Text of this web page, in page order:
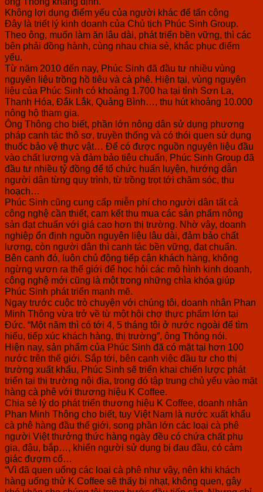
Không lợi dụng điểm yếu của người khác để tấn công
Đây là triết lý kinh doanh của Chủ tịch Phúc Sinh Group.
Theo ông, muốn làm ăn lâu dài, phát triển bền vững, thì các
bên phải đồng hành, cùng nhau chia sẻ, khắc phục điểm
yếu.
Từ năm 2010 đến nay, Phúc Sinh đã đầu tư nhiều vùng
nguyên liệu trồng hồ tiêu và cà phê. Hiện tại, vùng nguyên
liệu của Phúc Sinh có khoảng 1.700 ha tại tỉnh Sơn La,
Thanh Hóa, Đắk Lắk, Quảng Bình…, thu hút khoảng 10.000
nông hộ tham gia.
Ông Thông cho biết, phần lớn nông dân sử dụng phương
pháp canh tác thô sơ, truyền thống và có thói quen sử dụng
thuốc bảo vệ thực vật… Để có được nguồn nguyên liệu đầu
vào chất lượng và đảm bảo tiêu chuẩn, Phúc Sinh Group đã
đầu tư nhiều tỷ đồng để tổ chức huấn luyện, hướng dẫn
người dân từng quy trình, từ trồng trọt tới chăm sóc, thu
hoạch…
Phúc Sinh cũng cung cấp miễn phí cho người dân tất cả
công nghệ cần thiết, cam kết thu mua các sản phẩm nông
sản đạt chuẩn với giá cao hơn thị trường. Nhờ vậy, doanh
nghiệp ổn định nguồn nguyên liệu lâu dài, đảm bảo chất
lượng, còn người dân thì canh tác bền vững, đạt chuẩn.
Bên cạnh đó, luôn chủ động tiếp cận khách hàng, không
ngừng vươn ra thế giới để học hỏi các mô hình kinh doanh,
công nghệ mới cũng là một trong những chìa khóa giúp
Phúc Sinh phát triển mạnh mẽ.
Ngay trước cuộc trò chuyện với chúng tôi, doanh nhân Phan
Minh Thông vừa trở về từ một hội chợ thực phẩm lớn tại
Đức. “Một năm thì có tới 4, 5 tháng tôi ở nước ngoài để tìm
hiểu, tiếp xúc khách hàng, thị trường”, ông Thông nói.
Hiện nay, sản phẩm của Phúc Sinh đã có mặt tại hơn 100
nước trên thế giới. Sắp tới, bên cạnh việc đầu tư cho thị
trường xuất khẩu, Phúc Sinh sẽ triển khai chiến lược phát
triển tại thị trường nội địa, trong đó tập trung chủ yếu vào mặt
hàng cà phê với thương hiệu K Coffee.
Chia sẻ lý do phát triển thương hiệu K Coffee, doanh nhân
Phan Minh Thông cho biết, tuy Việt Nam là nước xuất khẩu
cà phê hàng đầu thế giới, song phần lớn các loại cà phê
người Việt thưởng thức hàng ngày đều có chứa chất phụ
gia, đậu, bắp…, khiến người sử dụng bị đau đầu, có cảm
giác đượm cổ…
“Vì đã quen uống các loại cà phê như vậy, nên khi khách
hàng uống thử K Coffee sẽ thấy bị nhạt, không quen, gây